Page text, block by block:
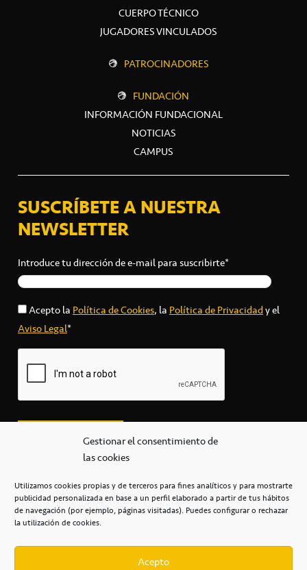
Gestionar el consentimiento de
las cookies
Utilizamos cookies propias y de terceros para fines analíticos y para mostrarte
publicidad personalizada en base a un perfil elaborado a partir de tus hábitos
de navegación (por ejemplo, páginas visitadas). Puedes configurar o rechazar
la utilización de cookies.
Acepto
CUERPO TÉCNICO
JUGADORES VINCULADOS
PATROCINADORES
FUNDACIÓN
INFORMACIÓN FUNDACIONAL
NOTICIAS
CAMPUS
SUSCRÍBETE A NUESTRA
NEWSLETTER
Introduce tu dirección de e-mail para suscribirte*
Acepto laPolítica de Cookies, laPolítica de Privacidady el
Aviso Legal*
secretaria@cbcanarias.es
+34 922 253 684
Casa del Deporte / 38108 – La Laguna